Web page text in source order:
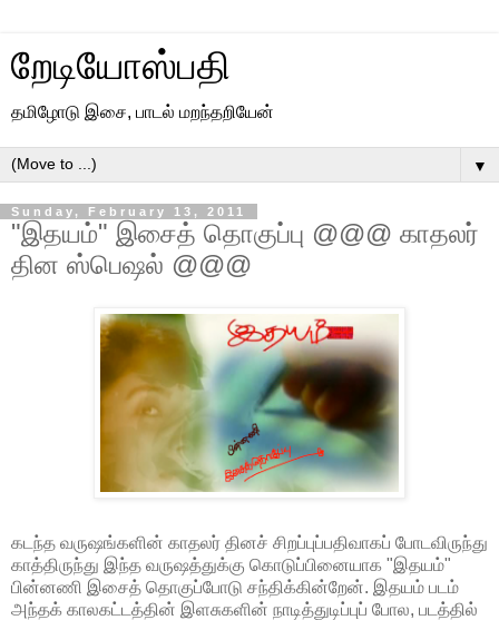
றேடியோஸ்பதி
தமிழோடு இசை, பாடல் மறந்தறியேன்
▼
Sunday, February 13, 2011
"இதயம்" இசைத் தொகுப்பு @@@ காதலர்
தின ஸ்பெஷல் @@@
கடந்த வருஷங்களின் காதலர் தினச் சிறப்புப்பதிவாகப் போடவிருந்து
காத்திருந்து இந்த வருஷத்துக்கு கொடுப்பினையாக "இதயம்"
பின்னணி இசைத் தொகுப்போடு சந்திக்கின்றேன். இதயம் படம்
அந்தக் காலகட்டத்தின் இளசுகளின் நாடித்துடிப்புப் போல, படத்தில்